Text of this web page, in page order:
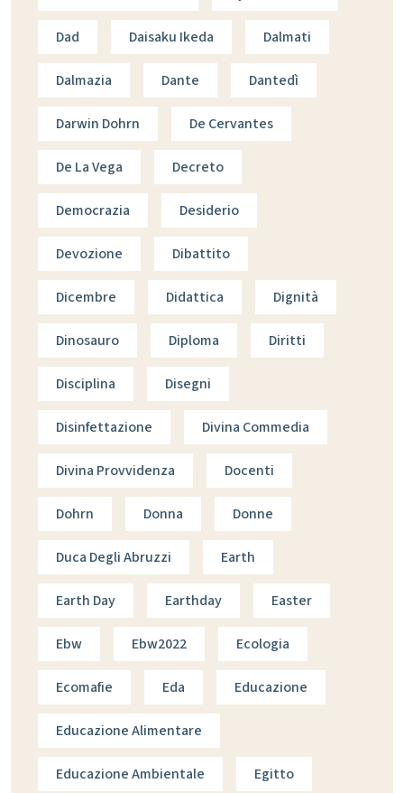
Dad Daisaku Ikeda Dalmati
Dalmazia Dante Dantedì
Darwin Dohrn De Cervantes
De La Vega Decreto
Democrazia Desiderio
Devozione Dibattito
Dicembre Didattica Dignità
Dinosauro Diploma Diritti
Disciplina Disegni
Disinfettazione Divina Commedia
Divina Provvidenza Docenti
Dohrn Donna Donne
Duca Degli Abruzzi Earth
Earth Day Earthday Easter
Ebw Ebw2022 Ecologia
Ecomafie Eda Educazione
Educazione Alimentare
Educazione Ambientale Egitto